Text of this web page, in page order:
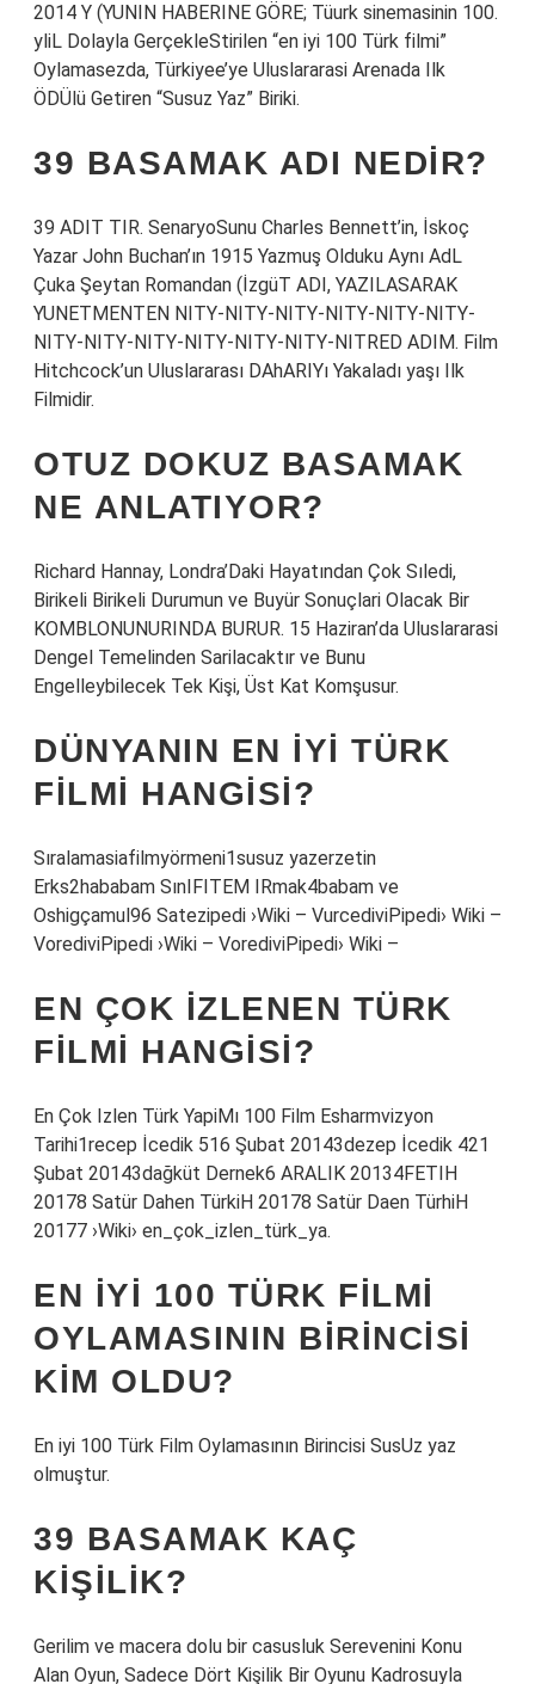
2014 Y (YUNIN HABERINE GÖRE; Tüurk sinemasinin 100.
yliL Dolayla GerçekleStirilen “en iyi 100 Türk filmi”
Oylamasezda, Türkiyee’ye Uluslararasi Arenada Ilk
ÖDÜlü Getiren “Susuz Yaz” Biriki.
39 BASAMAK ADI NEDIR?
39 ADIT TIR. SenaryoSunu Charles Bennett’in, İskoç
Yazar John Buchan’ın 1915 Yazmuş Olduku Aynı AdL
Çuka Şeytan Romandan (İzgüT ADI, YAZILASARAK
YUNETMENTEN NITY-NITY-NITY-NITY-NITY-NITY-
NITY-NITY-NITY-NITY-NITY-NITY-NITRED ADIM. Film
Hitchcock’un Uluslararası DAhARIYı Yakaladı yaşı Ilk
Filmidir.
OTUZ DOKUZ BASAMAK
NE ANLATIYOR?
Richard Hannay, Londra’Daki Hayatından Çok Sıledi,
Birikeli Birikeli Durumun ve Buyür Sonuçlari Olacak Bir
KOMBLONUNURINDA BURUR. 15 Haziran’da Uluslararasi
Dengel Temelinden Sarilacaktır ve Bunu
Engelleybilecek Tek Kişi, Üst Kat Komşusur.
DÜNYANIN EN IYI TÜRK
FILMI HANGISI?
Sıralamasiafilmyörmeni1susuz yazerzetin
Erks2hababam SınIFITEM IRmak4babam ve
Oshigçamul96 Satezipedi ›Wiki – VurcediviPipedi› Wiki –
VorediviPipedi ›Wiki – VorediviPipedi› Wiki –
EN ÇOK IZLENEN TÜRK
FILMI HANGISI?
En Çok Izlen Türk YapiMı 100 Film Esharmvizyon
Tarihi1recep İcedik 516 Şubat 20143dezep İcedik 421
Şubat 20143dağküt Dernek6 ARALIK 20134FETIH
20178 Satür Dahen TürkiH 20178 Satür Daen TürhiH
20177 ›Wiki› en_çok_izlen_türk_ya.
EN İYI 100 TÜRK FILMI
OYLAMASININ BIRINCISI
KIM OLDU?
En iyi 100 Türk Film Oylamasının Birincisi SusUz yaz
olmuştur.
39 BASAMAK KAÇ
KIŞILIK?
Gerilim ve macera dolu bir casusluk Serevenini Konu
Alan Oyun, Sadece Dört Kişilik Bir Oyunu Kadrosuyla